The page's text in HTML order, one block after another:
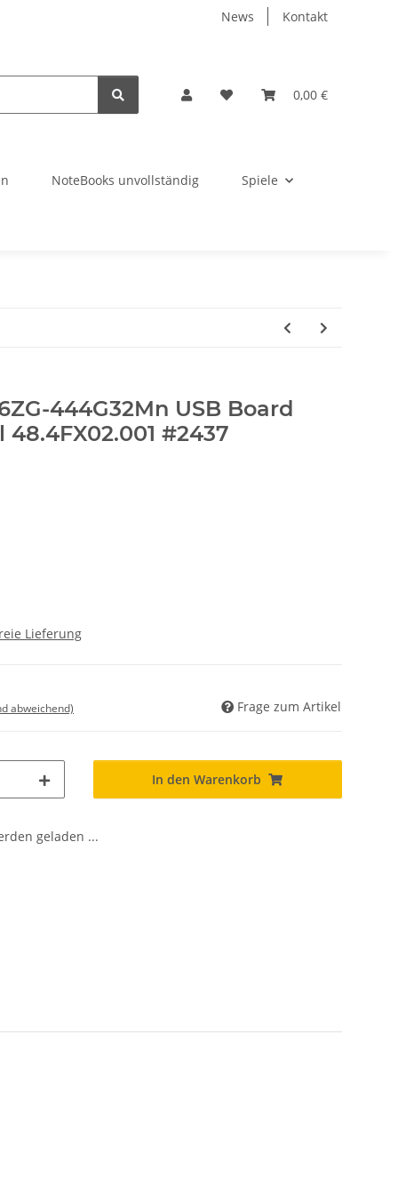
News Kontakt
0,00 €
NoteBooks unvollständig Spiele
444G32Mn USB Board
#2437
Lieferung
abweichend) Frage zum Artikel
In den Warenkorb
geladen ...